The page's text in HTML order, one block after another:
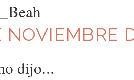
NOVIEMBRE
dijo...